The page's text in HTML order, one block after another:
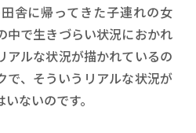
舎に帰ってきた子連れの女
中で生きづらい状況におかれ
アルな状況が描かれているの
で、そういうリアルな状況が
ないのです。